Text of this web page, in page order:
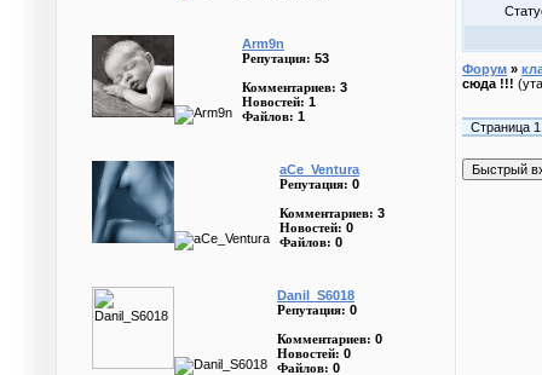
Arm9n
Репутация: 53
Комментариев: 3
Новостей: 1
Файлов: 1
aCe_Ventura
Репутация: 0
Комментариев: 3
Новостей: 0
Файлов: 0
Danil_S6018
Репутация: 0
Комментариев: 0
Новостей: 0
Файлов: 0
Форум »
сюда !!!
Страница 1